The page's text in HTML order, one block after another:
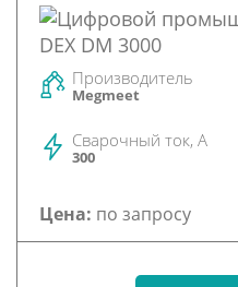
Производитель
Megmeet
Сварочный ток, А
300
Цена: по запросу